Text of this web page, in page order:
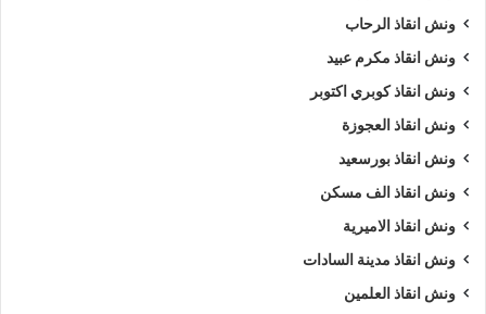
ونش انقاذ الرحاب
ونش انقاذ مكرم عبيد
ونش انقاذ كوبري اكتوبر
ونش انقاذ العجوزة
ونش انقاذ بورسعيد
ونش انقاذ الف مسكن
ونش انقاذ الاميرية
ونش انقاذ مدينة السادات
ونش انقاذ العلمين